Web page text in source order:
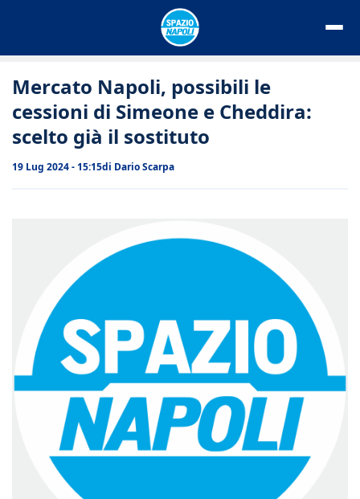
Mercato Napoli, possibili le
cessioni di Simeone e Cheddira:
scelto già il sostituto
19 Lug 2024 - 15:15di Dario Scarpa